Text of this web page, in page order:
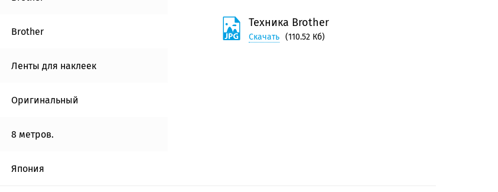
Brother
Ленты для наклеек
Оригинальный
8 метров.
Япония
Техника Brother
Скачать (110.52 Кб)